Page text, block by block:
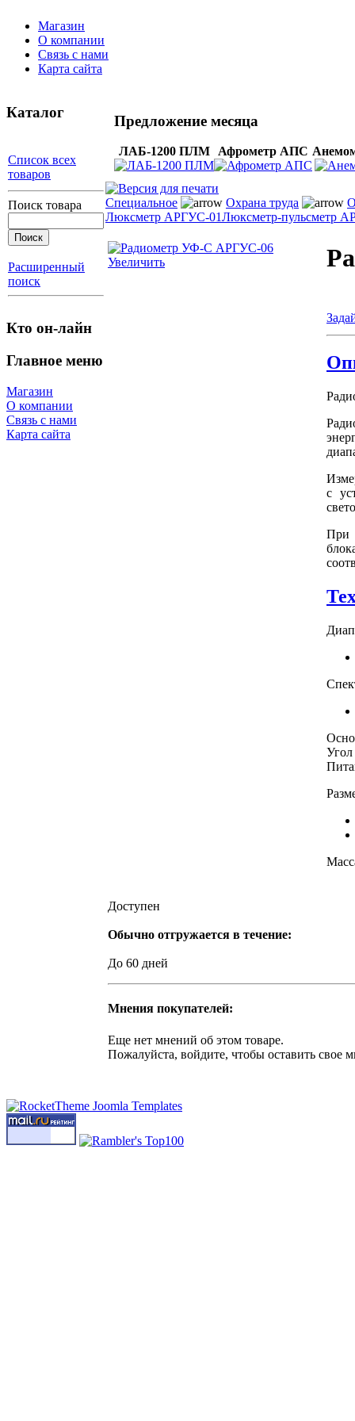
Магазин
О компании
Связь с нами
Карта сайта
Каталог
Список всех
товаров
Поиск товара
Расширенный
поиск
Кто он-лайн
Главное меню
Магазин
О компании
Связь с нами
Карта сайта
Предложение месяца
ЛАБ-1200 ПЛМ Афрометр АПС
Специальное Охрана труда
Люксметр АРГУС-01Люксметр-пульсметр
Увеличить
с
При
Угол
Доступен
Обычно отгружается в течение:
До 60 дней
Мнения покупателей:
Еще нет мнений об этом товаре.
Пожалуйста, войдите, чтобы оставить свое